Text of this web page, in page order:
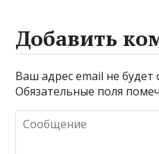
Добавить
Ваш адрес email не будет
Обязательные поля